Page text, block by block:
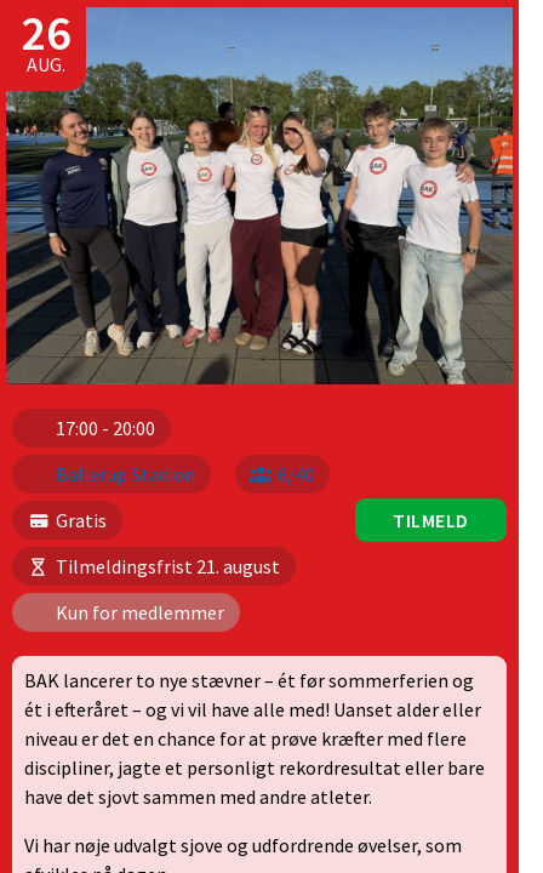
26
AUG.
17:00 - 20:00
Ballerup Stadion
6/40
Gratis
Tilmeldingsfrist 21. august
Kun for medlemmer
TILMELD
BAK lancerer to nye stævner – ét før sommerferien og
ét i efteråret – og vi vil have alle med! Uanset alder eller
niveau er det en chance for at prøve kræfter med flere
discipliner, jagte et personligt rekordresultat eller bare
have det sjovt sammen med andre atleter.
Vi har nøje udvalgt sjove og udfordrende øvelser, som